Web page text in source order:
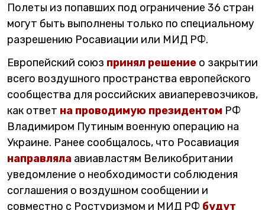
Полеты из попавших под ограничение 36 стран
могут быть выполнены только по специальному
разрешению Росавиации или МИД РФ.
Европейский союз принял решение о закрытии
всего воздушного пространства европейского
сообщества для российских авиаперевозчиков,
как ответ на проводимую президентом РФ
Владимиром Путиным военную операцию на
Украине. Ранее сообщалось, что Росавиация
направляла авиавластям Великобритании
уведомление о необходимости соблюдения
соглашения о воздушном сообщении и
совместно с Ростуризмом и МИД РФ будут